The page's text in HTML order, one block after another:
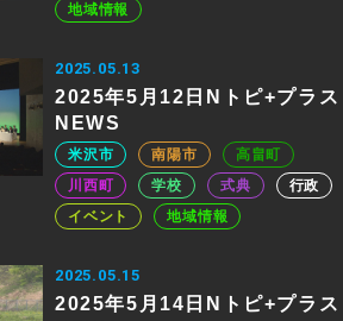
地域情報
2025.05.13
2025年5月12日Nトピ+プラス
NEWS
米沢市 南陽市
高畠町
川西町
学校 式典
行政
イベント
地域情報
2025.05.15
2025年5月14日Nトピ+プラス